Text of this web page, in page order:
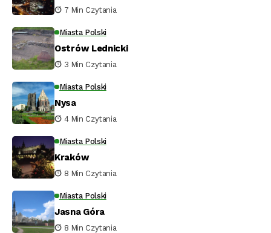
7 Min Czytania
Miasta Polski
Ostrów Lednicki
3 Min Czytania
Miasta Polski
Nysa
4 Min Czytania
Miasta Polski
Kraków
8 Min Czytania
Miasta Polski
Jasna Góra
8 Min Czytania